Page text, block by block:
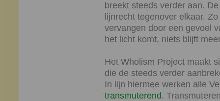
breekt steeds verder aan.
lijnrecht tegenover elkaar.
vervangen door een gevoel
het licht komt, niets blijft
Het Wholism Project maakt
die de steeds verder
In lijn hiermee werken alle
transmuterend.